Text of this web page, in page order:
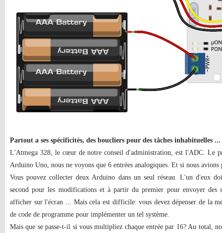
Partout a ses spécificités, des boucliers pour des tâches inhabituelles ...
L'Atmega 328, le cœur de notre conseil d'administration, est l'ADC. Le
Arduino Uno, nous ne voyons que 6 entrées analogiques. Et si nous avions
Vous pouvez collecter deux Arduino dans un seul réseau. L'un d'eux
second pour les modifications et à partir du premier pour envoyer des
afficher sur l'écran ... Mais cela est difficile: vous devez dépenser de la
de code de programme pour implémenter un tel système.
Mais que se passe-t-il si vous multipliez chaque entrée par 16? Au total,